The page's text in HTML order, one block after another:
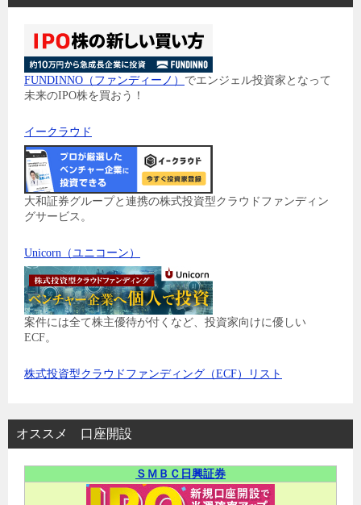
FUNDINNO（ファンディーノ） でエンジェル投資家となって
未来のIPO株を買おう！
イークラウド
大和証券グループと連携の株式投資型クラウドファンディン
グサービス。
Unicorn（ユニコーン）
案件には全て株主優待が付くなど、投資家向けに優しい
ECF。
株式投資型クラウドファンディング（ECF）リスト
オススメ 口座開設
ＳＭＢＣ日興証券